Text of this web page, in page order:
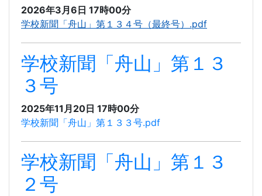
2026年3月6日 17時00分
学校新聞「舟山」第１３４号（最終号）.pdf
学校新聞「舟山」第１３
３号
2025年11月20日 17時00分
学校新聞「舟山」第１３３号.pdf
学校新聞「舟山」第１３
２号